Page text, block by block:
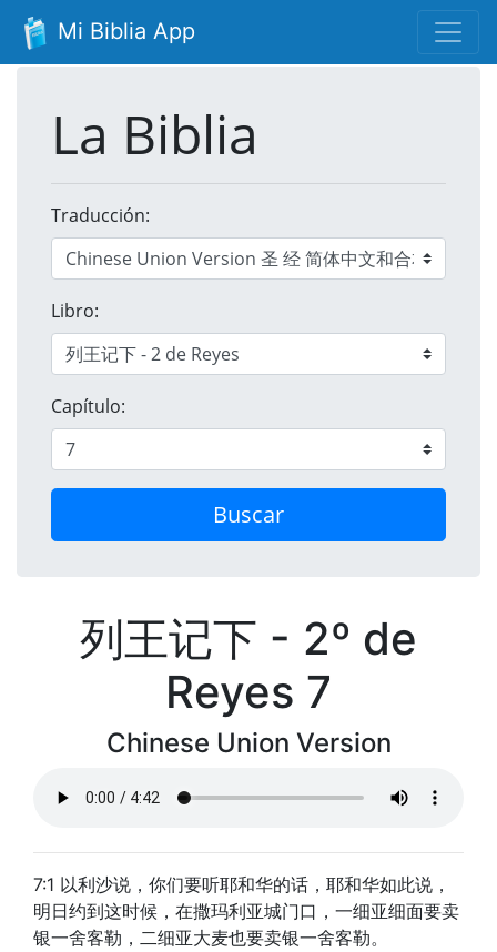
Mi Biblia App
La Biblia
Traducción:
Libro:
Capítulo:
Buscar
列王记下 - 2º de
Reyes 7
Chinese Union Version
7:1 以利沙说，你们要听耶和华的话，耶和华如此说，
明日约到这时候，在撒玛利亚城门口，一细亚细面要卖
银一舍客勒，二细亚大麦也要卖银一舍客勒。